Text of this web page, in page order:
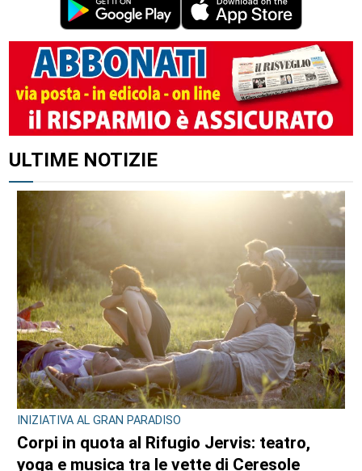
ALTRI ARTICOLI DI QUESTO AUTORE
OPERAZIONE ANTI-DROGA A TORINO E PROVINCIA
Quando lo spaccio incontra la fantasia: